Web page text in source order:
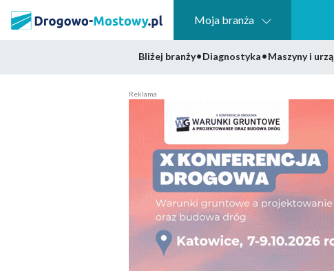
Moja branża
Bliżej branży•Diagnostyka•Maszyny i
Reklama